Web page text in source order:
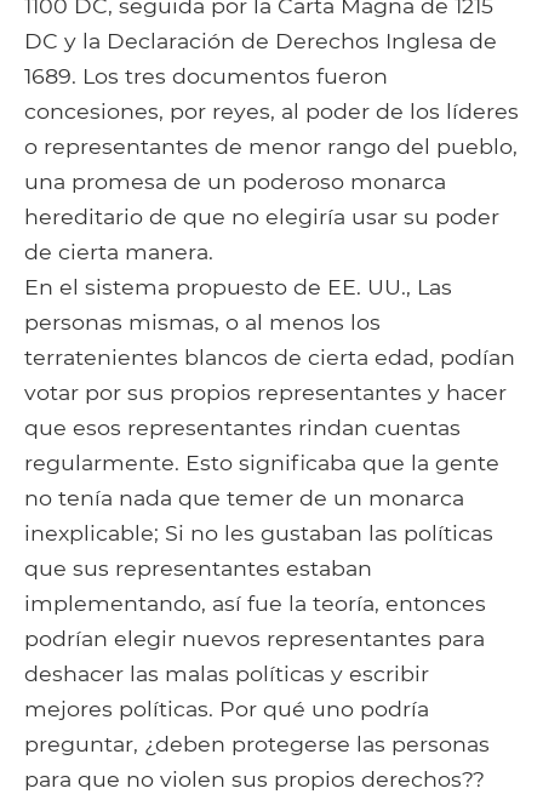
1100 DC, seguida por la Carta Magna de 1215
DC y la Declaración de Derechos Inglesa de
1689. Los tres documentos fueron
concesiones, por reyes, al poder de los líderes
o representantes de menor rango del pueblo,
una promesa de un poderoso monarca
hereditario de que no elegiría usar su poder
de cierta manera.
En el sistema propuesto de EE. UU., Las
personas mismas, o al menos los
terratenientes blancos de cierta edad, podían
votar por sus propios representantes y hacer
que esos representantes rindan cuentas
regularmente. Esto significaba que la gente
no tenía nada que temer de un monarca
inexplicable; Si no les gustaban las políticas
que sus representantes estaban
implementando, así fue la teoría, entonces
podrían elegir nuevos representantes para
deshacer las malas políticas y escribir
mejores políticas. Por qué uno podría
preguntar, ¿deben protegerse las personas
para que no violen sus propios derechos??